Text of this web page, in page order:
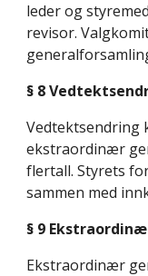
leder og
revisor.
§ 8
Vedtektsendring
ekstraordinær
flertall. Styrets
sammen med
§ 9
Ekstraordinær